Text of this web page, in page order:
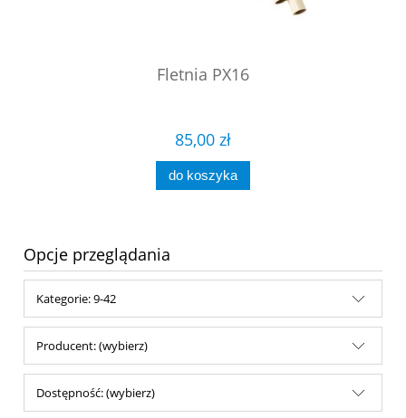
Fletnia PX16
85,00 zł
do koszyka
Opcje przeglądania
Kategorie: 9-42
Producent: (wybierz)
Dostępność: (wybierz)